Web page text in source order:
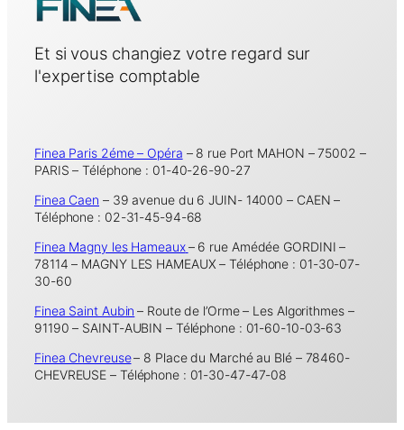
Et si vous changiez votre regard sur
l'expertise comptable
Finea Paris 2éme – Opéra – 8 rue Port MAHON – 75002 –
PARIS – Téléphone : 01-40-26-90-27
Finea Caen – 39 avenue du 6 JUIN- 14000 – CAEN –
Téléphone : 02-31-45-94-68
Finea Magny les Hameaux– 6 rue Amédée GORDINI –
78114 – MAGNY LES HAMEAUX – Téléphone : 01-30-07-
30-60
Finea Saint Aubin – Route de l’Orme – Les Algorithmes –
91190 – SAINT-AUBIN – Téléphone : 01-60-10-03-63
Finea Chevreuse– 8 Place du Marché au Blé – 78460-
CHEVREUSE – Téléphone : 01-30-47-47-08